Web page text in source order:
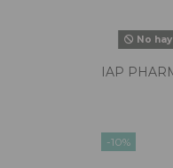
No
IAP
-10%